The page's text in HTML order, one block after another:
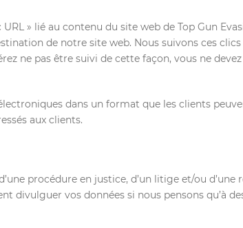
» lié au contenu du site web de Top Gun
de notre site web. Nous suivons ces
ne pas être suivi de cette façon, vous ne
dans un format que les clients
aux clients.
procédure en justice, d’un litige et/ou
divulguer vos données si nous pensons qu’à